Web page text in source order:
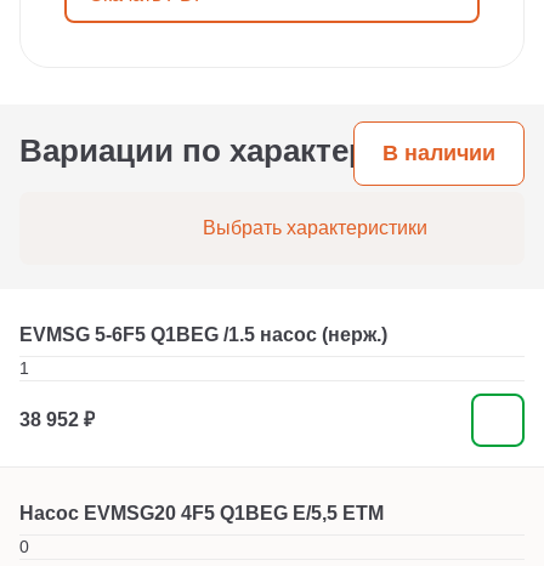
Вариации по характеристикам
В наличии
Выбрать характеристики
EVMSG 5-6F5 Q1BEG /1.5 насос (нерж.)
1
38 952 ₽
Насос EVMSG20 4F5 Q1BEG E/5,5 ETM
0